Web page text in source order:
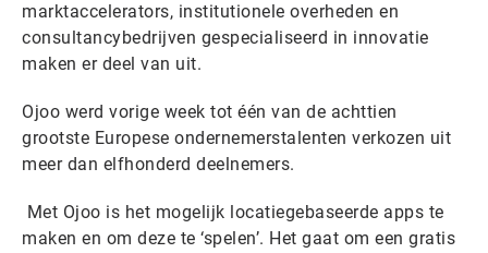
marktaccelerators, institutionele overheden en
consultancybedrijven gespecialiseerd in innovatie
maken er deel van uit.
Ojoo werd vorige week tot één van de achttien
grootste Europese ondernemerstalenten verkozen uit
meer dan elfhonderd deelnemers.
Met Ojoo is het mogelijk locatiegebaseerde apps te
maken en om deze te ‘spelen’. Het gaat om een gratis